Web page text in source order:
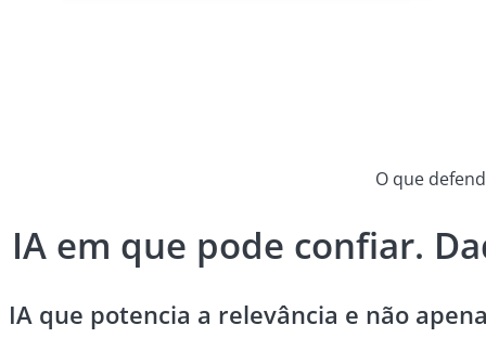
O que
IA em que pode confiar.
IA que potencia a relevância e não